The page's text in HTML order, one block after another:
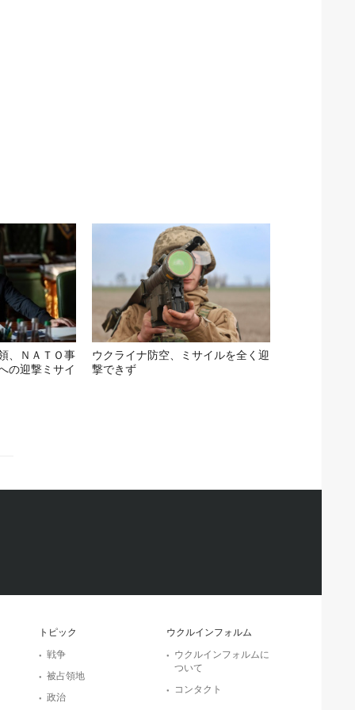
、ＮＡＴＯ事
の迎撃ミサイ
ウクライナ防空、ミサイルを全く迎
撃できず
トピック
戦争
被占領地
政治
ウクルインフォルム
ウクルインフォルムに
ついて
コンタクト